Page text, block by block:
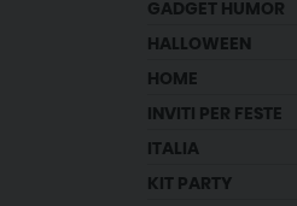
GADGET HUMOR
HALLOWEEN
HOME
INVITI PER FESTE
ITALIA
KIT PARTY